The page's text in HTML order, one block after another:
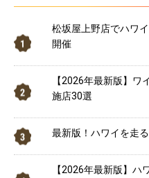
松坂屋上野店でハワ
開催
【2026年最新版】ワ
施店30選
最新版！ハワイを走
【2026年最新版】ハ